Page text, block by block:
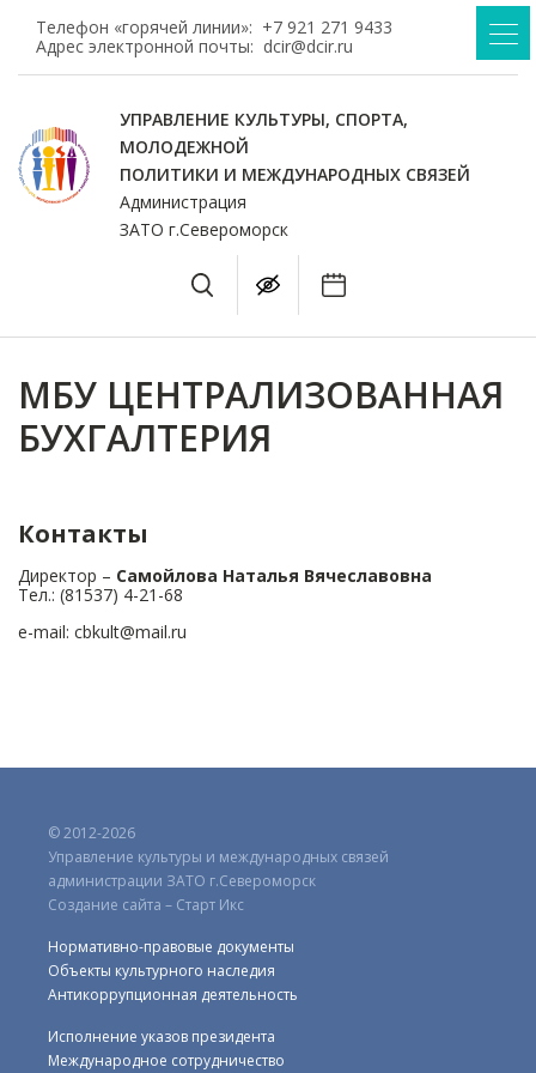
Телефон «горячей линии»: +7 921 271 9433
Адрес электронной почты: dcir@dcir.ru
УПРАВЛЕНИЕ КУЛЬТУРЫ, СПОРТА,
МОЛОДЕЖНОЙ
ПОЛИТИКИ И МЕЖДУНАРОДНЫХ СВЯЗЕЙ
Администрация
ЗАТО г.Североморск
МБУ ЦЕНТРАЛИЗОВАННАЯ
БУХГАЛТЕРИЯ
Контакты
Директор – Самойлова Наталья Вячеславовна
Тел.: (81537) 4-21-68
e-mail: cbkult@mail.ru
© 2012-2026
Управление культуры и международных связей
администрации ЗАТО г.Североморск
Создание сайта – Старт Икс
Нормативно-правовые документы
Объекты культурного наследия
Антикоррупционная деятельность
Исполнение указов президента
Международное сотрудничество